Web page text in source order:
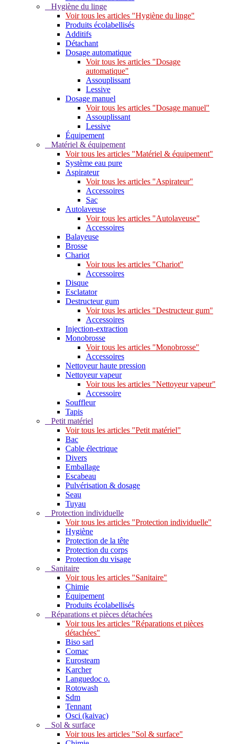
Hygiène du linge
Voir tous les articles "Hygiène du linge"
Produits écolabellisés
Additifs
Détachant
Dosage automatique
Voir tous les articles "Dosage
automatique"
Assouplissant
Lessive
Dosage manuel
Voir tous les articles "Dosage manuel"
Assouplissant
Lessive
Équipement
Matériel & équipement
Voir tous les articles "Matériel & équipement"
Système eau pure
Aspirateur
Voir tous les articles "Aspirateur"
Accessoires
Sac
Autolaveuse
Voir tous les articles "Autolaveuse"
Accessoires
Balayeuse
Brosse
Chariot
Voir tous les articles "Chariot"
Accessoires
Disque
Esclatator
Destructeur gum
Voir tous les articles "Destructeur gum"
Accessoires
Injection-extraction
Monobrosse
Voir tous les articles "Monobrosse"
Accessoires
Nettoyeur haute pression
Nettoyeur vapeur
Voir tous les articles "Nettoyeur vapeur"
Accessoire
Souffleur
Tapis
Petit matériel
Voir tous les articles "Petit matériel"
Bac
Cable électrique
Divers
Emballage
Escabeau
Pulvérisation & dosage
Seau
Tuyau
Protection individuelle
Voir tous les articles "Protection individuelle"
Hygiène
Protection de la tête
Protection du corps
Protection du visage
Sanitaire
Voir tous les articles "Sanitaire"
Chimie
Équipement
Produits écolabellisés
Réparations et pièces détachées
Voir tous les articles "Réparations et pièces
détachées"
Biso sarl
Comac
Eurosteam
Karcher
Languedoc o.
Rotowash
Sdm
Tennant
Osci (kaivac)
Sol & surface
Voir tous les articles "Sol & surface"